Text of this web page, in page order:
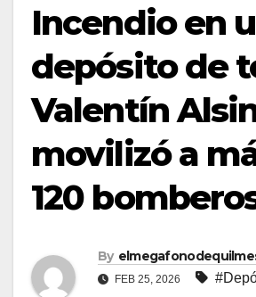
Incendio en
depósito de
Valentín
movilizó a
120
By
FEB 25, 2026